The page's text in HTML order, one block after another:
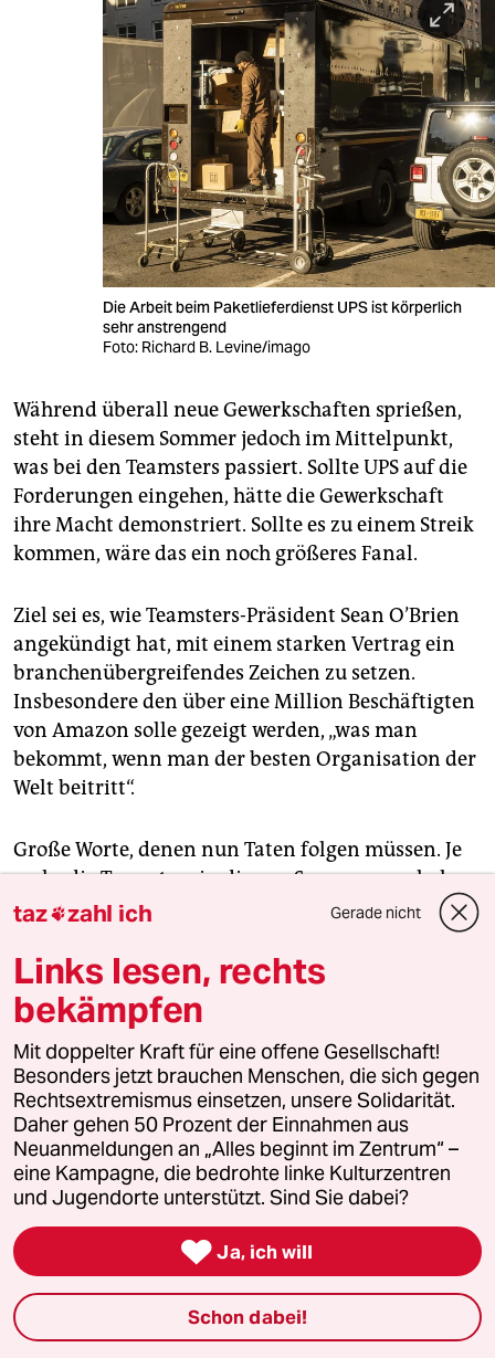
Die Arbeit beim Paketlieferdienst UPS ist körperlich
sehr anstrengend
Foto: Richard B. Levine/imago
Während überall neue Gewerkschaften sprießen,
steht in diesem Sommer jedoch im Mittelpunkt,
was bei den Teamsters passiert. Sollte UPS auf die
Forderungen eingehen, hätte die Gewerkschaft
ihre Macht demonstriert. Sollte es zu einem Streik
kommen, wäre das ein noch größeres Fanal.
Ziel sei es, wie Teamsters-Präsident Sean O’Brien
angekündigt hat, mit einem starken Vertrag ein
branchenübergreifendes Zeichen zu setzen.
Insbesondere den über eine Million Beschäftigten
von Amazon solle gezeigt werden, „was man
bekommt, wenn man der besten Organisation der
Welt beitritt“.
Große Worte, denen nun Taten folgen müssen. Je
mehr die Teamsters in diesem Sommer rausholen,
desto stärker ist ihre Position – und damit auch
Graswurzelgewerkschaften wie der Amazon Labor
Union. Treiben sie dann auch noch die
Demokratisierung der eigenen Strukturen weiter
voran, könnten die alte Gewerkschaftswelt und die
neue Linke tatsächlich ein wenig
zusammenrücken.
Das wäre ziemlich viel.
Die Engagierten stärken
Der drohende Erfolg der AfD bei den kommenden
taz zahl ich Gerade nicht
Links lesen, rechts
bekämpfen
Mit doppelter Kraft für eine offene Gesellschaft!
Besonders jetzt brauchen Menschen, die sich gegen
Rechtsextremismus einsetzen, unsere Solidarität.
Daher gehen 50 Prozent der Einnahmen aus
Neuanmeldungen an „Alles beginnt im Zentrum“ –
eine Kampagne, die bedrohte linke Kulturzentren
und Jugendorte unterstützt. Sind Sie dabei?
 Ja, ich will
Schon dabei!